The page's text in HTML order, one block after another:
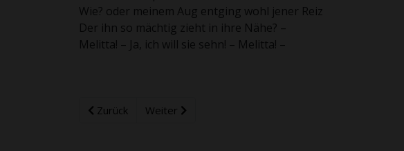
Wie? oder meinem Aug entging wohl jener Reiz
Der ihn so mächtig zieht in ihre Nähe? –
Melitta! – Ja, ich will sie sehn! – Melitta! –
Zurück Weiter